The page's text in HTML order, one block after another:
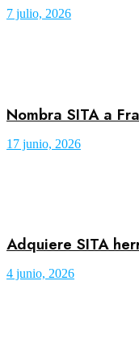
7 julio, 2026
Nombra SITA a
17 junio, 2026
Adquiere SITA
4 junio, 2026